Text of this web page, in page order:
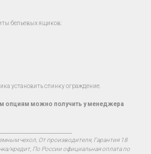
бельевых ящиков:
установить спинку ограждение.
опциям можно получить у менеджера
чехол, От производителя, Гарантия 18
кредит, По России официальная оплата по